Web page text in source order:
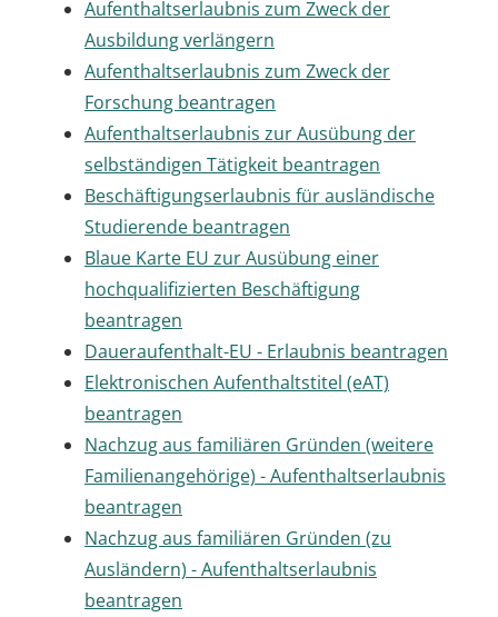
Aufenthaltserlaubnis zum Zweck der
Ausbildung verlängern
Aufenthaltserlaubnis zum Zweck der
Forschung beantragen
Aufenthaltserlaubnis zur Ausübung der
selbständigen Tätigkeit beantragen
Beschäftigungserlaubnis für ausländische
Studierende beantragen
Blaue Karte EU zur Ausübung einer
hochqualifizierten Beschäftigung
beantragen
Daueraufenthalt-EU - Erlaubnis beantragen
Elektronischen Aufenthaltstitel (eAT)
beantragen
Nachzug aus familiären Gründen (weitere
Familienangehörige) - Aufenthaltserlaubnis
beantragen
Nachzug aus familiären Gründen (zu
Ausländern) - Aufenthaltserlaubnis
beantragen